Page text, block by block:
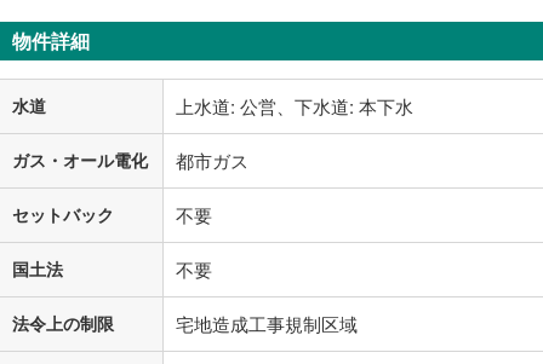
物件詳細
水道 上水道: 公営、下水道: 本下水
ガス・オール電化 都市ガス
セットバック 不要
国土法 不要
法令上の制限 宅地造成工事規制区域